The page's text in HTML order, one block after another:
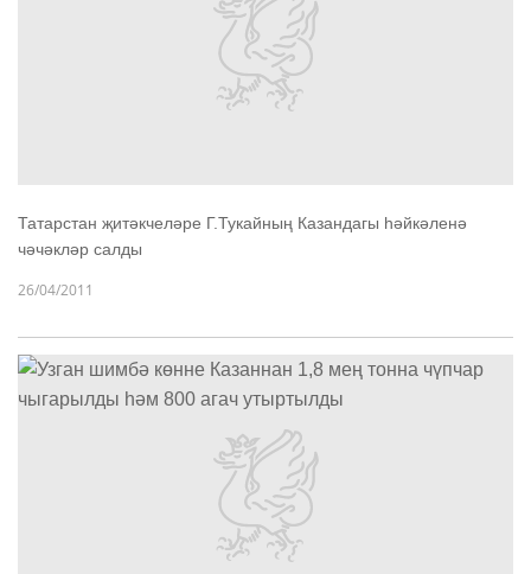
Татарстан җитәкчеләре Г.Тукайның Казандагы һәйкәленә
чәчәкләр салды
26/04/2011